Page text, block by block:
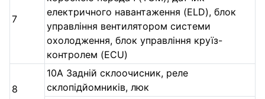
7
електричного навантаження (ELD), блок
управління вентилятором системи
охолодження, блок управління круїз-
контролем (ECU)
8
10A Задній склоочисник, реле
склопідйомників, люк